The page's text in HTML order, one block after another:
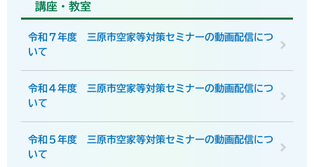
講座・教室
令和７年度 三原市空家等対策セミナーの動画配信につ
いて
令和４年度 三原市空家等対策セミナーの動画配信につ
いて
令和５年度 三原市空家等対策セミナーの動画配信につ
いて